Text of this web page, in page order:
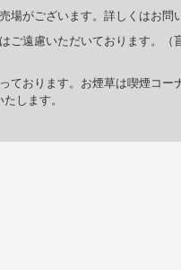
場がございます。詳しくはお問
ご遠慮いただいております。（
ております。お煙草は喫煙コー
します。